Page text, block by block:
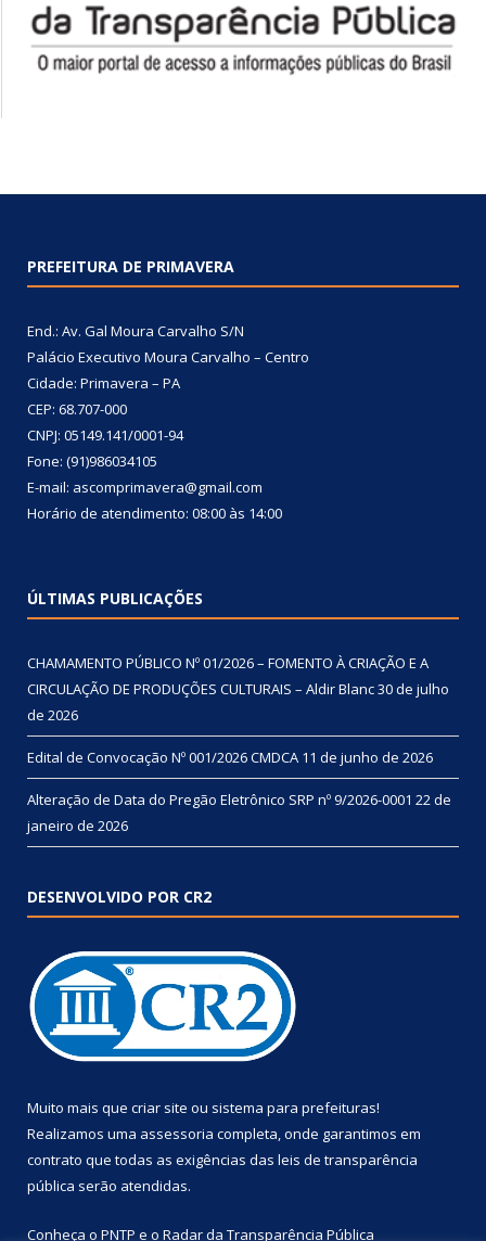
PREFEITURA DE PRIMAVERA
End.: Av. Gal Moura Carvalho S/N
Palácio Executivo Moura Carvalho – Centro
Cidade: Primavera – PA
CEP: 68.707-000
CNPJ: 05149.141/0001-94
Fone: (91)986034105
E-mail: ascomprimavera@gmail.com
Horário de atendimento: 08:00 às 14:00
ÚLTIMAS PUBLICAÇÕES
CHAMAMENTO PÚBLICO Nº 01/2026 – FOMENTO À CRIAÇÃO E A
CIRCULAÇÃO DE PRODUÇÕES CULTURAIS – Aldir Blanc30 de julho
de 2026
Edital de Convocação Nº 001/2026 CMDCA 11 de junho de 2026
Alteração de Data do Pregão Eletrônico SRP nº 9/2026-0001 22 de
janeiro de 2026
DESENVOLVIDO POR CR2
Muito mais que criar site ou sistema para prefeituras!
Realizamos uma assessoria completa, onde garantimos em
contrato que todas as exigências das leis de transparência
pública serão atendidas.
Conheça o PNTP e o Radar da Transparência Pública